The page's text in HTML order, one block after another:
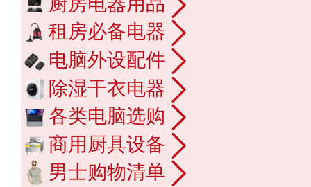
租房必备电器
电脑外设配件
除湿干衣电器
各类电脑选购
商用厨具设备
男士购物清单